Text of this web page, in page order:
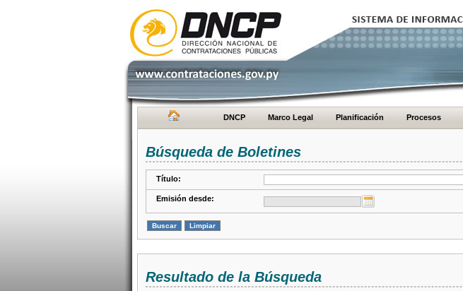
DNCP Marco Legal Planificación Procesos
Búsqueda de Boletines
Título:
Emisión desde:
Resultado de la Búsqueda